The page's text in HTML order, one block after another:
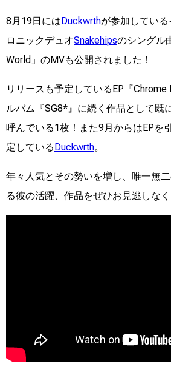
8月19日にはDuckwrthが参加してい
ロニックデュオSnakehipsのシングル
World」のMVも公開されました！
リリースも予定しているEP『
ルバム『SG8*』に続く作品として既
呼んでいる1枚！また9月からはEPを
定しているDuckwrth。
年々人気とその勢いを増し、唯一無
る彼の活躍、作品をぜひお見逃しなく